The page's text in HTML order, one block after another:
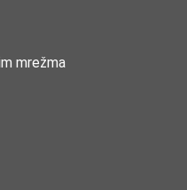
mrežma